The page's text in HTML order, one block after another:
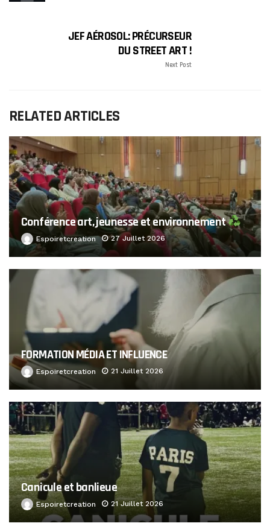
JEF AÉROSOL: PRÉCURSEUR
DU STREET ART !
Next Post
RELATED ARTICLES
Conférence art, jeunesse et environnement
Espoiretcreation 27 Juillet 2026
FORMATION MÉDIA ET INFLUENCE
Espoiretcreation 21 Juillet 2026
Canicule et banlieue
Espoiretcreation 21 Juillet 2026